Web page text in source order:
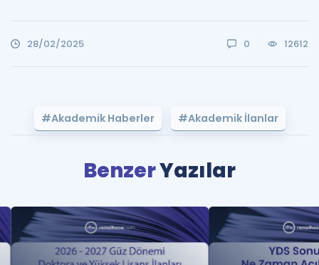
28/02/2025 0 12612
#Akademik Haberler #Akademik İlanlar
BenzerYazılar